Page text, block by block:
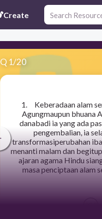
Create
Q 1/20
​1. Keberadaan alam
Agungmaupun bhuana
danabadi ia yang ada
pengembalian, ia
transformasiperubahan
menanti malam dan
ajaran agama Hindu
masa penciptaan alam